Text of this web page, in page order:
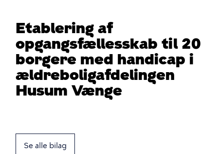
Etablering af
opgangsfællesskab til 20
borgere med handicap i
ældreboligafdelingen
Husum Vænge
Se alle bilag